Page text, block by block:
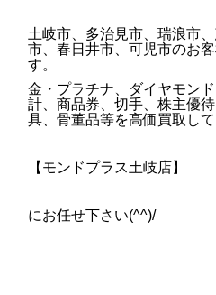
土岐市、多治見市、瑞浪市
市、春日井市、可児市のお
す。
金・プラチナ、ダイヤモン
計、商品券、切手、株主優
具、骨董品等を高価買取して
【モンドプラス土岐店】
にお任せ下さい(^^)/